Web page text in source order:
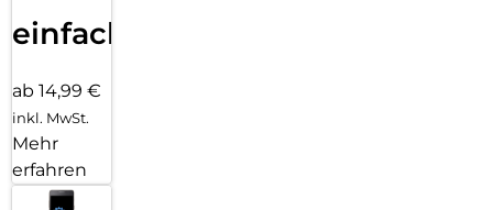
einfach
ab 14,99 €
inkl. MwSt.
Mehr
erfahren